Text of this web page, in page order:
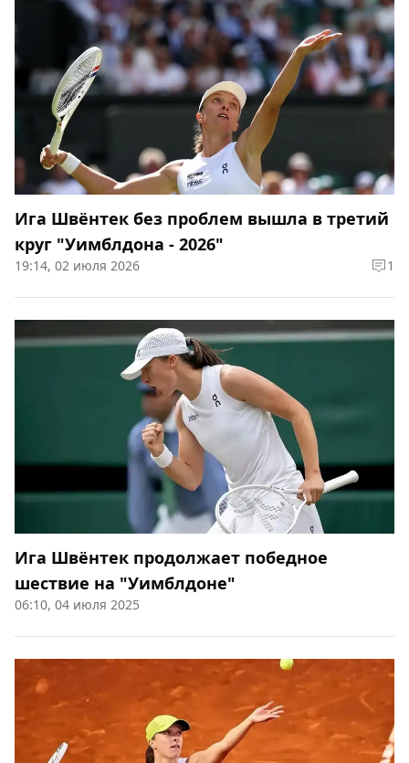
Ига Швёнтек без проблем вышла в третий
круг "Уимблдона - 2026"
19:14, 02 июля 2026 1
Ига Швёнтек продолжает победное
шествие на "Уимблдоне"
06:10, 04 июля 2025